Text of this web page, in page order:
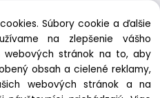
Súbory cookie a ďalšie
na zlepšenie vášho
webových stránok na to, aby
obsah a cielené reklamy,
webových stránok a na